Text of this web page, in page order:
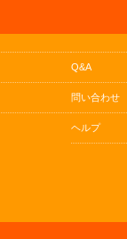
Q&A
問い合わせ
ヘルプ